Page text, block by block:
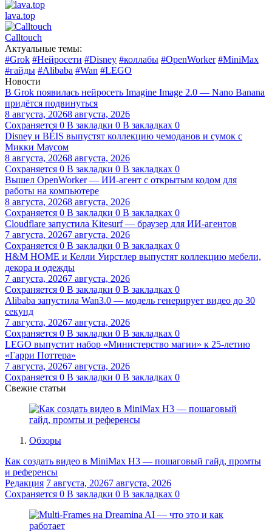
lava.top
Calltouch
Актуальные темы:
#Grok #Нейросети #Disney #коллабы #OpenWorker #MiniMax
#гайды #Alibaba #Wan #LEGO
Новости
В Grok появилась нейросеть Imagine Image 2.0 — Nano Banana
придётся подвинуться
8 августа, 20268 августа, 2026
Сохраняется 0 В закладки 0 В закладках 0
Disney и BÉIS выпустят коллекцию чемоданов и сумок с
Микки Маусом
8 августа, 20268 августа, 2026
Сохраняется 0 В закладки 0 В закладках 0
Вышел OpenWorker — ИИ-агент с открытым кодом для
работы на компьютере
8 августа, 20268 августа, 2026
Сохраняется 0 В закладки 0 В закладках 0
Cloudflare запустила Kitesurf — браузер для ИИ-агентов
7 августа, 20267 августа, 2026
Сохраняется 0 В закладки 0 В закладках 0
H&M HOME и Келли Уирстлер выпустят коллекцию мебели,
декора и одежды
7 августа, 20267 августа, 2026
Сохраняется 0 В закладки 0 В закладках 0
Alibaba запустила Wan3.0 — модель генерирует видео до 30
секунд
7 августа, 20267 августа, 2026
Сохраняется 0 В закладки 0 В закладках 0
LEGO выпустит набор «Министерство магии» к 25-летию
«Гарри Поттера»
7 августа, 20267 августа, 2026
Сохраняется 0 В закладки 0 В закладках 0
Свежие статьи
Обзоры
Как создать видео в MiniMax H3 — пошаговый гайд, промты
и референсы
Редакция 7 августа, 20267 августа, 2026
Сохраняется 0 В закладки 0 В закладках 0